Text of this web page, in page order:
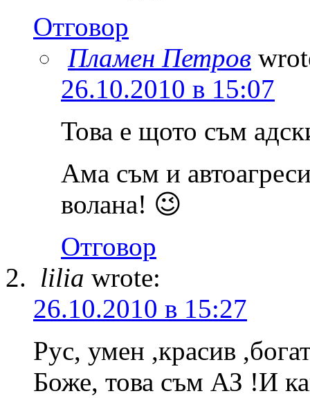
Отговор
Пламен Петров
26.10.2010 в 15:07
Това е щото съм
Ама съм и
волана! 😉
Отговор
lilia wrote:
26.10.2010 в 15:27
Рус, умен ,красив
Боже, това съм АЗ !И